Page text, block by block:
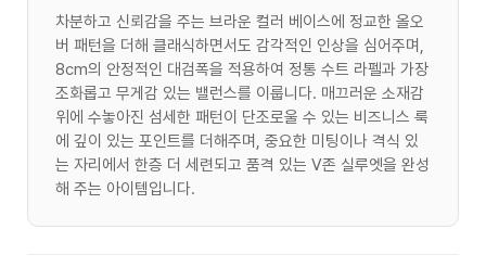
차분하고 신뢰감을 주는 브라운 컬러 베이스에 정교한 올오
버 패턴을 더해 클래식하면서도 감각적인 인상을 심어주며,
8cm의 안정적인 대검폭을 적용하여 정통 수트 라펠과 가장
조화롭고 무게감 있는 밸런스를 이룹니다. 매끄러운 소재감
위에 수놓아진 섬세한 패턴이 단조로울 수 있는 비즈니스 룩
에 깊이 있는 포인트를 더해주며, 중요한 미팅이나 격식 있
는 자리에서 한층 더 세련되고 품격 있는 V존 실루엣을 완성
해 주는 아이템입니다.